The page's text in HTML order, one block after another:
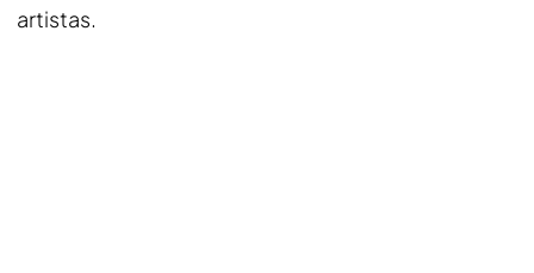
artistas.